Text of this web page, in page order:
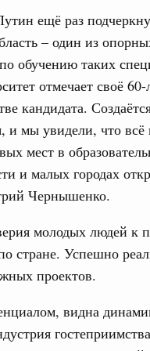
ещё раз
– один из
обучению таких
отмечает своё 60-
кандидата.
и мы увидели, что всё
мест в
и малых городах
Чернышенко.
молодых людей к
стране. Успешно
проектов.
видна
в том
торговли,
С
Для
Email